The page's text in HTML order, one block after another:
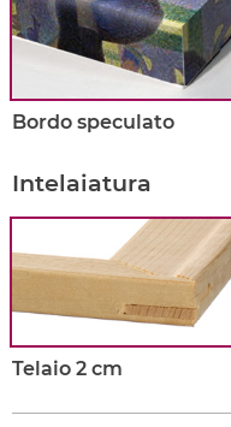
Bordo speculato
Intelaiatura
Telaio 2 cm